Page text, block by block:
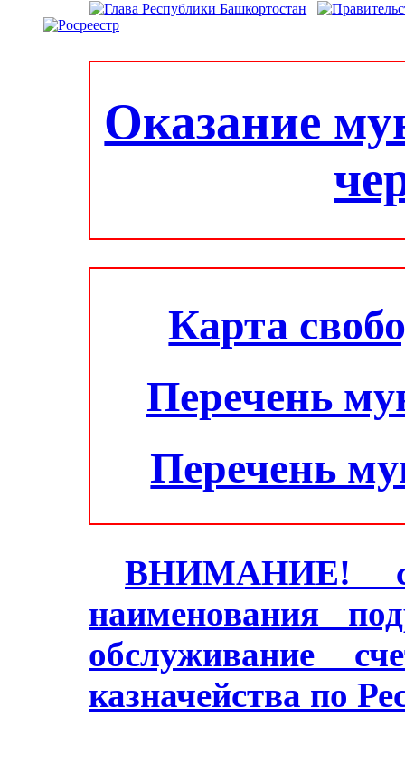
Оказание
Карта
Перечень
Перечень
ВНИМАНИЕ! с
наименования
обслуживание
казначейства по